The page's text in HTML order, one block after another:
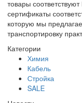
товары
сертификаты
которую мы
транспортировку
Категории
Химия
Кабель
Стройка
SALE